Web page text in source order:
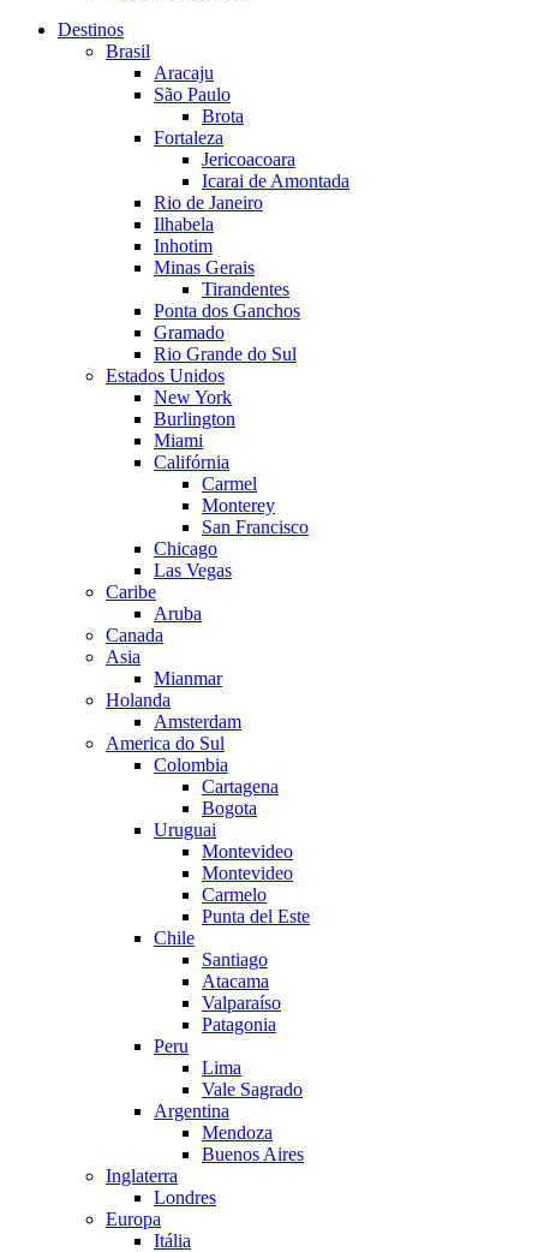
Destinos
Brasil
Aracaju
São Paulo
Brota
Fortaleza
Jericoacoara
Icarai de Amontada
Rio de Janeiro
Ilhabela
Inhotim
Minas Gerais
Tirandentes
Ponta dos Ganchos
Gramado
Rio Grande do Sul
Estados Unidos
New York
Burlington
Miami
Califórnia
Carmel
Monterey
San Francisco
Chicago
Las Vegas
Caribe
Aruba
Canada
Asia
Mianmar
Holanda
Amsterdam
America do Sul
Colombia
Cartagena
Bogota
Uruguai
Montevideo
Montevideo
Carmelo
Punta del Este
Chile
Santiago
Atacama
Valparaíso
Patagonia
Peru
Lima
Vale Sagrado
Argentina
Mendoza
Buenos Aires
Inglaterra
Londres
Europa
Itália